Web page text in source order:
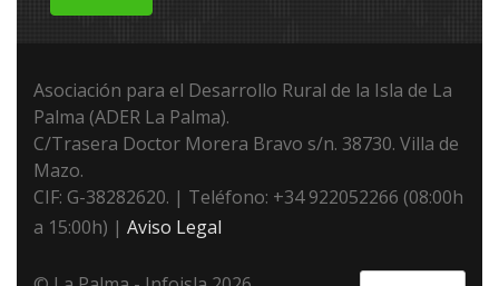
Asociación para el Desarrollo Rural de la Isla de La
Palma (ADER La Palma).
C/Trasera Doctor Morera Bravo s/n. 38730. Villa de
Mazo.
CIF: G-38282620. | Teléfono: +34 922052266 (08:00h
a 15:00h) | Aviso Legal